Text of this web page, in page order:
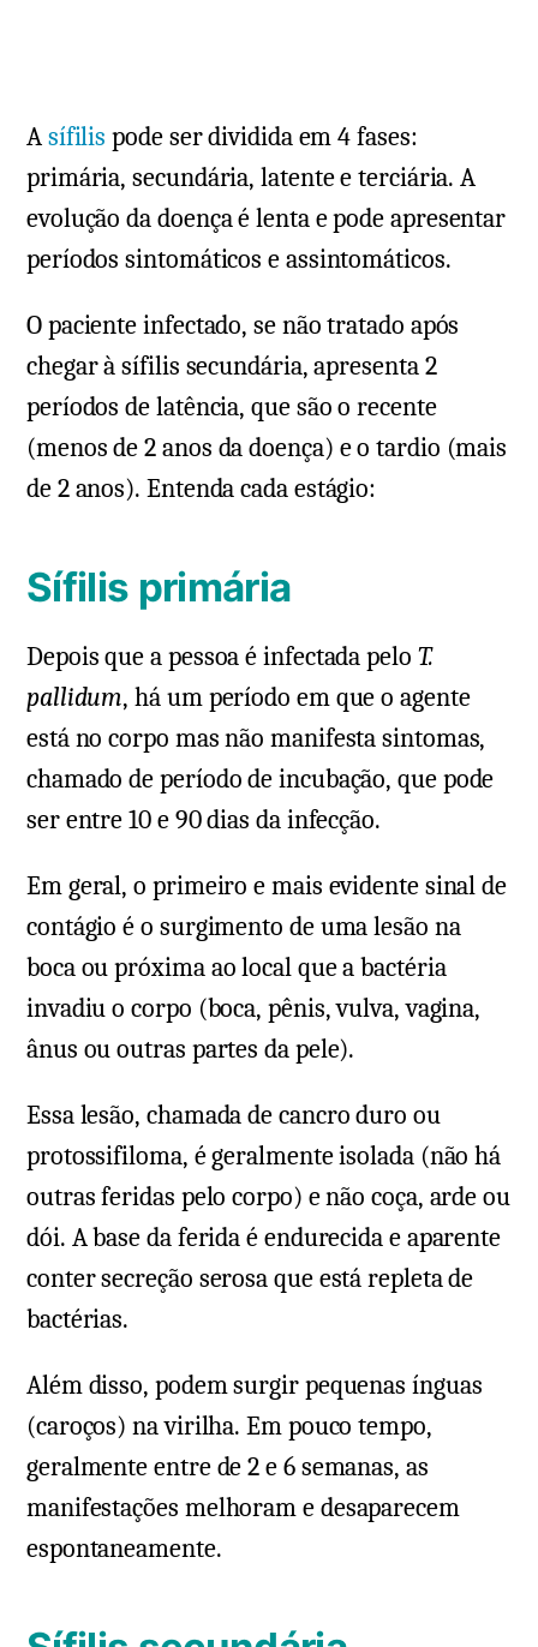
Asífilis pode ser dividida em 4 fases:
primária, secundária, latente e terciária. A
evolução da doença é lenta e pode apresentar
períodos sintomáticos e assintomáticos.
O paciente infectado, se não tratado após
chegar à sífilis secundária, apresenta 2
períodos de latência, que são o recente
(menos de 2 anos da doença) e o tardio (mais
de 2 anos). Entenda cada estágio:
Sífilis primária
Depois que a pessoa é infectada pelo T.
pallidum, há um período em que o agente
está no corpo mas não manifesta sintomas,
chamado de período de incubação, que pode
ser entre 10 e 90 dias da infecção.
Em geral, o primeiro e mais evidente sinal de
contágio é o surgimento de uma lesão na
boca ou próxima ao local que a bactéria
invadiu o corpo (boca, pênis, vulva, vagina,
ânus ou outras partes da pele).
Essa lesão, chamada de cancro duro ou
protossifiloma, é geralmente isolada (não há
outras feridas pelo corpo) e não coça, arde ou
dói. A base da ferida é endurecida e aparente
conter secreção serosa que está repleta de
bactérias.
Além disso, podem surgir pequenas ínguas
(caroços) na virilha. Em pouco tempo,
geralmente entre de 2 e 6 semanas, as
manifestações melhoram e desaparecem
espontaneamente.